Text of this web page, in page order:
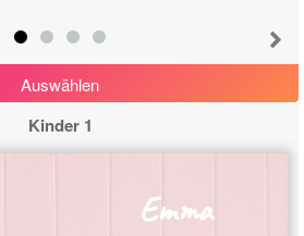
Auswählen
Kinder 1
Emma